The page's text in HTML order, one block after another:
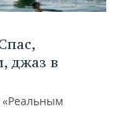
джаз в